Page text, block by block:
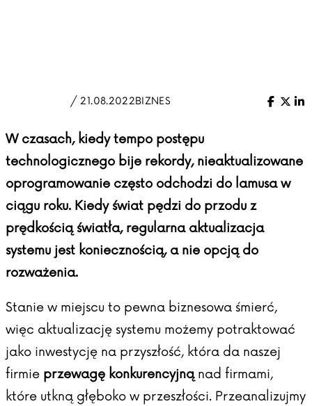
/ 21.08.2022BIZNES
X
W czasach, kiedy tempo postępu
technologicznego bije rekordy, nieaktualizowane
oprogramowanie często odchodzi do lamusa w
ciągu roku. Kiedy świat pędzi do przodu z
prędkością światła, regularna aktualizacja
systemu jest koniecznością, a nie opcją do
rozważenia.
Stanie w miejscu to pewna biznesowa śmierć,
więc aktualizację systemu możemy potraktować
jako inwestycję na przyszłość, która da naszej
firmie przewagę konkurencyjnąnad firmami,
które utkną głęboko w przeszłości. Przeanalizujmy